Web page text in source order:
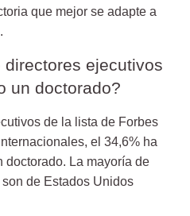
que mejor se adapte a
ejecutivos
un doctorado?
de la lista de Forbes
el 34,6% ha
doctorado. La mayoría de
de Estados Unidos